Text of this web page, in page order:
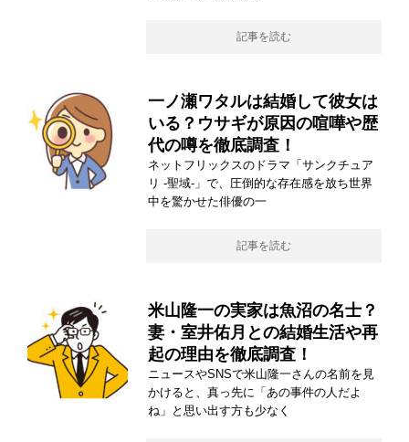
記事を読む
一ノ瀬ワタルは結婚して彼女は
いる？ウサギが原因の喧嘩や歴
代の噂を徹底調査！
ネットフリックスのドラマ「サンクチュア
リ -聖域-」で、圧倒的な存在感を放ち世界
中を驚かせた俳優の一
記事を読む
米山隆一の実家は魚沼の名士？
妻・室井佑月との結婚生活や再
起の理由を徹底調査！
ニュースやSNSで米山隆一さんの名前を見
かけると、真っ先に「あの事件の人だよ
ね」と思い出す方も少なく